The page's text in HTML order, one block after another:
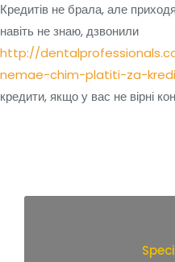
Кредитів не брала, але
навіть не знаю, дзвонили
http://
nemae-chim-platiti-za-
кредити, якщо у вас не вірні